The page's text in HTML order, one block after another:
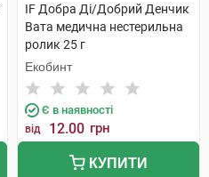
IF Добра Ді/Добрий Денчик
Вата медична нестерильна
ролик 25 г
Екобинт
Є в наявності
від 12.00 грн
КУПИТИ